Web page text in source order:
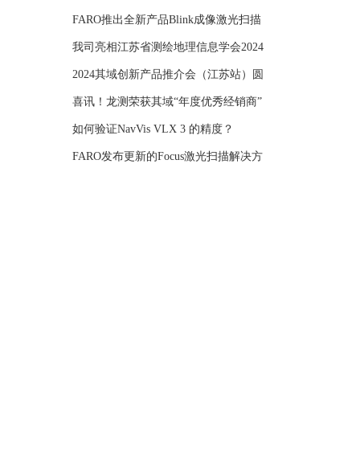
FARO推出全新产品Blink成像激光扫描
仪
我司亮相江苏省测绘地理信息学会2024
年学
2024其域创新产品推介会（江苏站）圆
满举
喜讯！龙测荣获其域“年度优秀经销商”
如何验证NavVis VLX 3 的精度？
FARO发布更新的Focus激光扫描解决方